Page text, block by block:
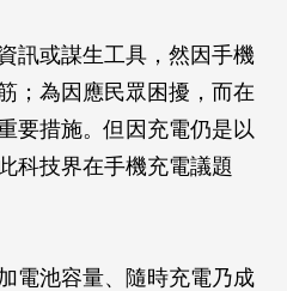
訊或謀生工具，然因手機
；為因應民眾困擾，而在
要措施。但因充電仍是以
科技界在手機充電議題
電池容量、隨時充電乃成